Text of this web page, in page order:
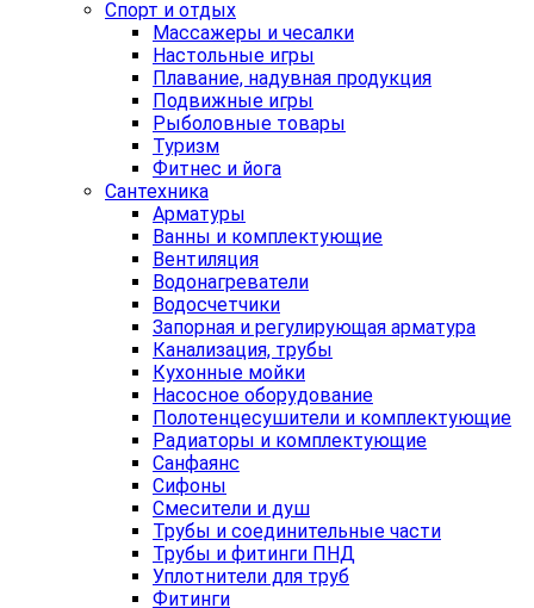
Спорт и отдых
Массажеры и чесалки
Настольные игры
Плавание, надувная продукция
Подвижные игры
Рыболовные товары
Туризм
Фитнес и йога
Сантехника
Арматуры
Ванны и комплектующие
Вентиляция
Водонагреватели
Водосчетчики
Запорная и регулирующая арматура
Канализация, трубы
Кухонные мойки
Насосное оборудование
Полотенцесушители и комплектующие
Радиаторы и комплектующие
Санфаянс
Сифоны
Смесители и душ
Трубы и соединительные части
Трубы и фитинги ПНД
Уплотнители для труб
Фитинги